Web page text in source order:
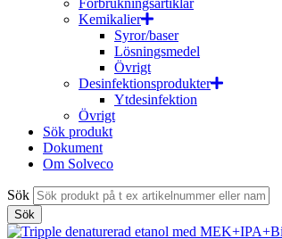
Förbrukningsartiklar
Kemikalier
Syror/baser
Lösningsmedel
Övrigt
Desinfektionsprodukter
Ytdesinfektion
Övrigt
Sök produkt
Dokument
Om Solveco
Sök